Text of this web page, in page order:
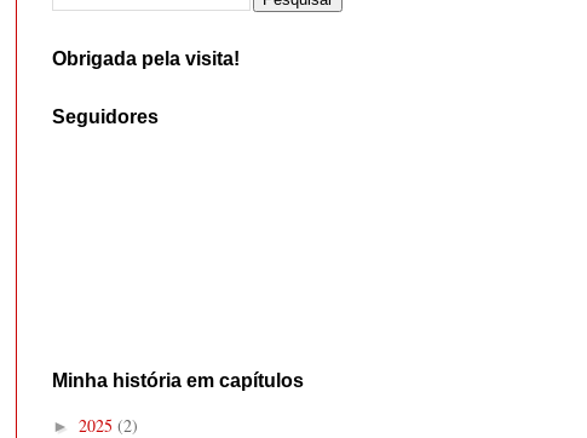
Obrigada pela visita!
Seguidores
Minha história em capítulos
► 2025 (2)